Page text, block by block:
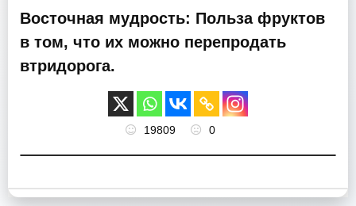
Восточная мудрость: Польза фруктов
в том, что их можно перепродать
втридорога.
19809 0